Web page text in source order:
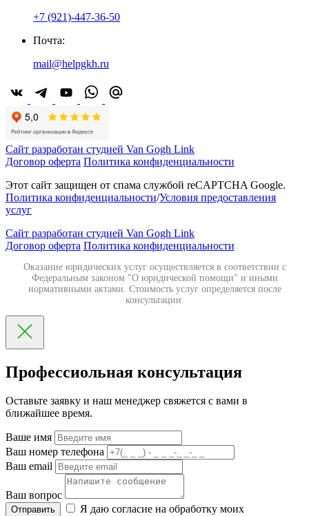
+7 (921)-447-36-50
Почта:
mail@helpgkh.ru
Сайт разработан студией Van Gogh Link
Договор оферта Политика конфиденциальности
Этот сайт защищен от спама службой reCAPTCHA Google.
Политика конфиденциальности/Условия предоставления
услуг
Сайт разработан студией Van Gogh Link
Договор оферта Политика конфиденциальности
Оказание юридических услуг осуществляется в соответствии с
Федеральным законом "О юридической помощи" и иными
нормативными актами. Стоимость услуг определяется после
консультации.
Профессиольная консультация
Оставьте заявку и наш менеджер свяжется с вами в
ближайшее время.
Ваше имя
Ваш номер телефона
Ваш email
Ваш вопрос
Отправить
Я даю согласие на обработку моих